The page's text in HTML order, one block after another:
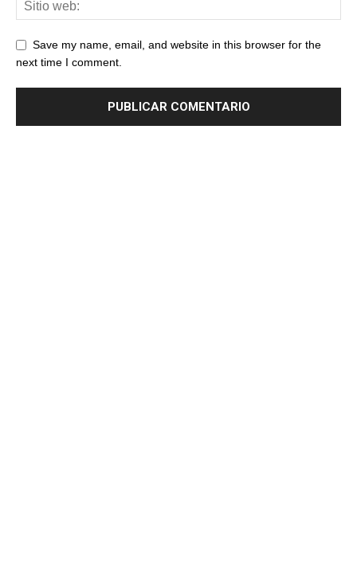
Save my name, email, and website in this browser for the
next time I comment.